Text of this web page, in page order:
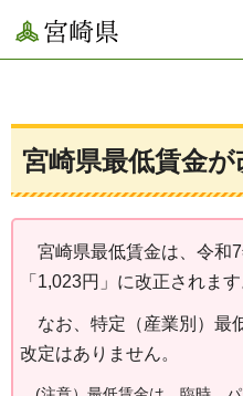
宮崎県
宮崎県最低賃金
宮崎県最低賃金は、令和
「1,023円」に改正されます
なお 、特定（産業別）
改定はありません。